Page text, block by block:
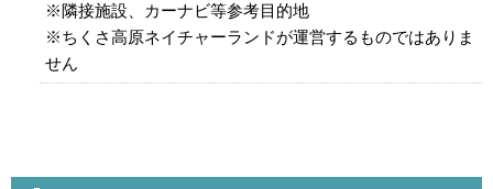
※隣接施設、カーナビ等参考目的地
※ちくさ高原ネイチャーランドが運営するものではありま
せん